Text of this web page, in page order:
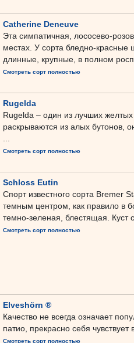
Catherine Deneuve
Эта симпатичная, лососево-
местах. У сорта бледно-красные
длинные, крупные, в полном
Смотреть сорт полностью
Rugelda
Rugelda – один из лучших
раскрываются из алых бутонов,
...
Смотреть сорт полностью
Schloss Eutin
Спорт известного сорта Bremer
темным центром, как правило в
темно-зеленая, блестящая. Куст
Смотреть сорт полностью
Elveshörn ®
Качество не всегда означает
патио, прекрасно себя
Смотреть сорт полностью